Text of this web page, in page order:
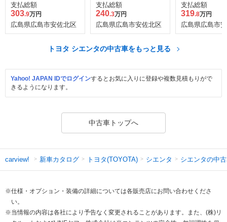
支払総額
303.9万円
広島県広島市安佐北区
支払総額
240.3万円
広島県広島市安佐北区
支払総額
319.8万円
広島県広島市
トヨタ シエンタの中古車をもっと見る
Yahoo! JAPAN IDでログインするとお気に入りに登録や複数見積もりがで
きるようになります。
中古車トップへ
carview! 新車カタログ トヨタ(TOYOTA) シエンタ シエンタの中
※仕様・オプション・装備の詳細については各販売店にお問い合わせくださ
い。
※当情報の内容は各社により予告なく変更されることがあります。また、(株)リ